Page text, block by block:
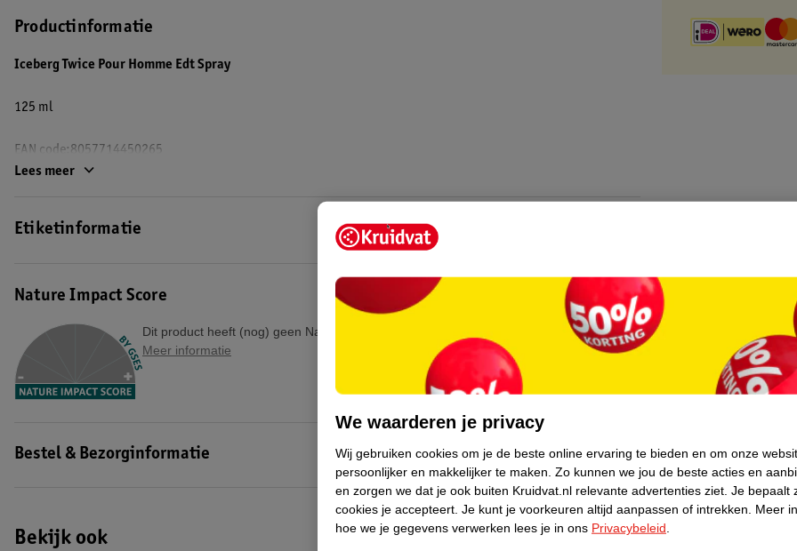
Productinformatie
Iceberg Twice Pour Homme Edt Spray
125 ml
EAN code:8057714450265
Lees meer
Etiketinformatie
Nature Impact Score
Dit product heeft (nog) geen Nature Impact Score.
Meer informatie
Bestel & Bezorginformatie
Bekijk ook
We waarderen je privacy
Wij gebruiken cookies om je de beste online ervaring te bieden en om onze
persoonlijker en makkelijker te maken. Zo kunnen we jou de beste acties en
en zorgen we dat je ook buiten Kruidvat.nl relevante advertenties ziet. Je bepaalt
cookies je accepteert. Je kunt je voorkeuren altijd aanpassen of intrekken.
Meer
hoe we je gegevens verwerken lees je in ons Privacybeleid